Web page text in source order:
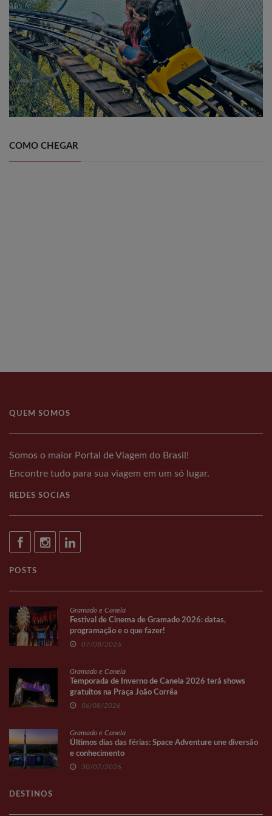
COMO CHEGAR
QUEM SOMOS
Somos o maior Portal de Viagem do Brasil!
Encontre tudo para sua viagem em um só lugar.
REDES SOCIAS
POSTS
Gramado e Canela
Festival de Cinema de Gramado 2026: datas,
programação e o que fazer!
07/08/2026
Gramado e Canela
Temporada de Inverno de Canela 2026 terá shows
gratuitos na Praça João Corrêa
06/08/2026
Gramado e Canela
Últimos dias das férias: Space Adventure une diversão
e conhecimento
30/07/2026
DESTINOS